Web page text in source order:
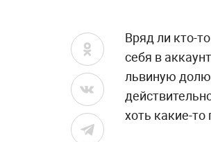
Вряд ли кто-
себя в
львиную долю
хоть какие-